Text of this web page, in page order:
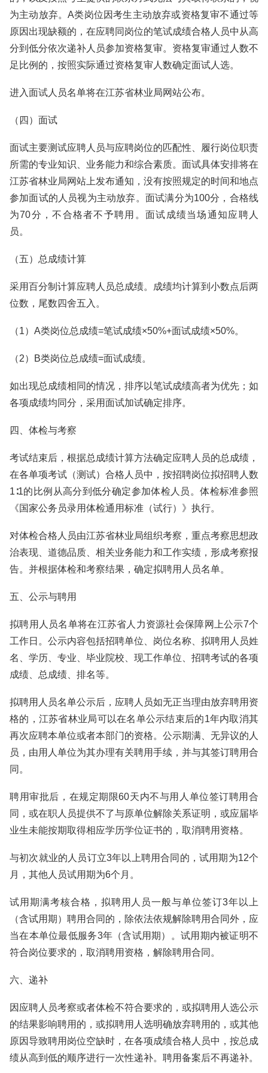
为主动放弃。A类岗位因考生主动放弃或资格复审不通过等
原因出现缺额的，在应聘同岗位的笔试成绩合格人员中从高
分到低分依次递补人员参加资格复审。资格复审通过人数不
足比例的，按照实际通过资格复审人数确定面试人选。
进入面试人员名单将在江苏省林业局网站公布。
（四）面试
面试主要测试应聘人员与应聘岗位的匹配性、履行岗位职责
所需的专业知识、业务能力和综合素质。面试具体安排将在
江苏省林业局网站上发布通知，没有按照规定的时间和地点
参加面试的人员视为主动放弃。面试满分为100分，合格线
为70分，不合格者不予聘用。面试成绩当场通知应聘人
员。
（五）总成绩计算
采用百分制计算应聘人员总成绩。成绩均计算到小数点后两
位数，尾数四舍五入。
（1）A类岗位总成绩=笔试成绩×50%+面试成绩×50%。
（2）B类岗位总成绩=面试成绩。
如出现总成绩相同的情况，排序以笔试成绩高者为优先；如
各项成绩均同分，采用面试加试确定排序。
四、体检与考察
考试结束后，根据总成绩计算方法确定应聘人员的总成绩，
在各单项考试（测试）合格人员中，按招聘岗位拟招聘人数
1∶1的比例从高分到低分确定参加体检人员。体检标准参照
《国家公务员录用体检通用标准（试行）》执行。
对体检合格人员由江苏省林业局组织考察，重点考察思想政
治表现、道德品质、相关业务能力和工作实绩，形成考察报
告。并根据体检和考察结果，确定拟聘用人员名单。
五、公示与聘用
拟聘用人员名单将在江苏省人力资源社会保障网上公示7个
工作日。公示内容包括招聘单位、岗位名称、拟聘用人员姓
名、学历、专业、毕业院校、现工作单位、招聘考试的各项
成绩、总成绩、排名等。
拟聘用人员名单公示后，应聘人员如无正当理由放弃聘用资
格的，江苏省林业局可以在名单公示结束后的1年内取消其
再次应聘本单位或者本部门的资格。公示期满、无异议的人
员，由用人单位为其办理有关聘用手续，并与其签订聘用合
同。
聘用审批后，在规定期限60天内不与用人单位签订聘用合
同，或在职人员提供不了与原单位解除关系证明，或应届毕
业生未能按期取得相应学历学位证书的，取消聘用资格。
与初次就业的人员订立3年以上聘用合同的，试用期为12个
月，其他人员试用期为6个月。
试用期满考核合格，拟聘用人员一般与单位签订3年以上
（含试用期）聘用合同的，除依法依规解除聘用合同外，应
当在本单位最低服务3年（含试用期）。试用期内被证明不
符合岗位要求的，取消聘用资格，解除聘用合同。
六、递补
因应聘人员考察或者体检不符合要求的，或拟聘用人选公示
的结果影响聘用的，或拟聘用人选明确放弃聘用的，或其他
原因导致聘用岗位空缺时，在各项成绩合格人员中，按总成
绩从高到低的顺序进行一次性递补。聘用备案后不再递补。